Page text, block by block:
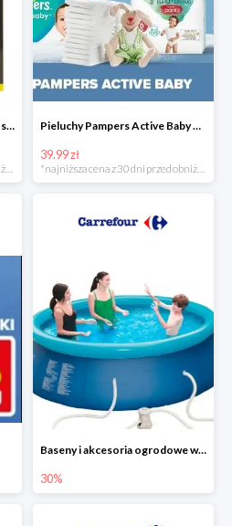
Garaż zabawkowy 3 poziomy z samochodzikami
*najniższa cena z 30 dni przed obniżką
Pieluchy Pampers Active Baby od 39,99 zł
39.99 zł
*najniższa cena z 30 dni przed obniżką
Baseny i akcesoria ogrodowe w Carrefour do -30%
30%